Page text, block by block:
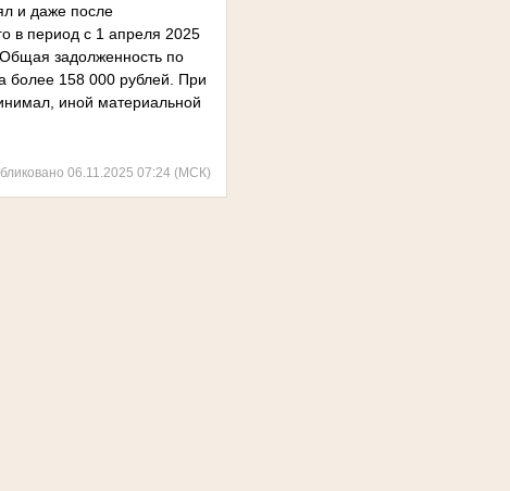
и даже после
в период с 1 апреля 2025
задолженность по
более 158 000 рублей. При
иной материальной
06.11.2025 07:24 (МСК)